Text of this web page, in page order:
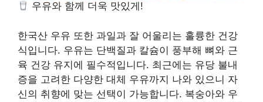
우유와 함께 더욱 맛있게!
한국산 우유 또한 과일과 잘 어울리는 훌륭한 건강
식입니다. 우유는 단백질과 칼슘이 풍부해 뼈와 근
육 건강 유지에 필수적입니다. 최근에는 유당 불내
증을 고려한 다양한 대체 우유까지 나와 있으니 자
신의 취향에 맞는 선택이 가능합니다. 복숭아와 우